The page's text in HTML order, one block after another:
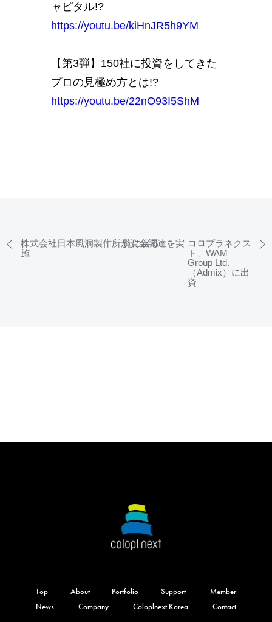
ャピタル!?
https://youtu.be/kiHnJR5h9YM
【第3弾】150社に投資をしてきた
プロの見極め方とは!?
https://youtu.be/22nO93I5ShM
株式会社日本風洞製作所が資金調達を実
施
一覧に戻る
コロプラネクス
ト、WAM
Group Ltd.
（Admix）に出
資
Top About Portfolio Support
Member
News
Company Coloplnext Korea Contact